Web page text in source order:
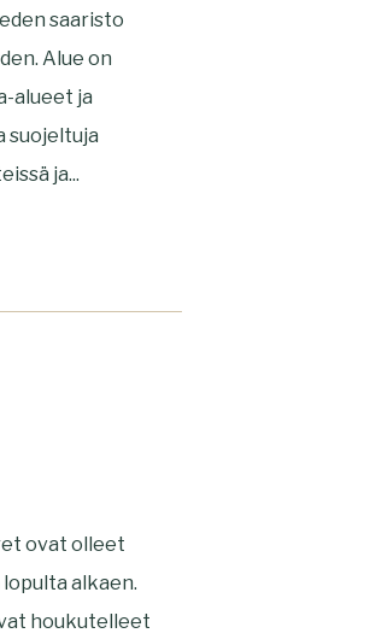
saaristo
Alue on
alueet ja
suojeltuja
ja...
ovat olleet
alkaen.
houkutelleet